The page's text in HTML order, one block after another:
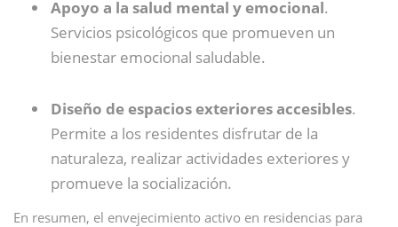
Apoyo a la salud mental y emocional.
Servicios psicológicos que promueven un
bienestar emocional saludable.
Diseño de espacios exteriores accesibles.
Permite a los residentes disfrutar de la
naturaleza, realizar actividades exteriores y
promueve la socialización.
En resumen, el envejecimiento activo en residencias para